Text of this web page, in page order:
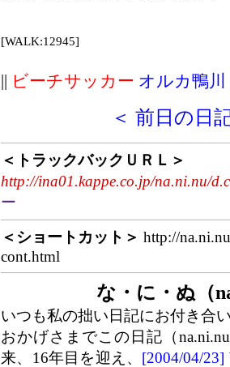
[WALK:12945]
|| ビーチサッカー オルカ鴨川
＜ 前日の日
＜トラックバックＵＲＬ＞
http://ina01.kappe.co.jp/na.ni.nu/
ー
＜ショートカット＞ http://
cont.html
な・に・ぬ（
いつも私の拙い日記にお付き合
おかげさまでこの日記（
来、16年目を迎え、 [2004/04/23]